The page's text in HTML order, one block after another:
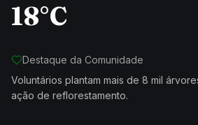
18°C
Destaque da Comunidade
Voluntários plantam mais de 8 mil
ação de reflorestamento.